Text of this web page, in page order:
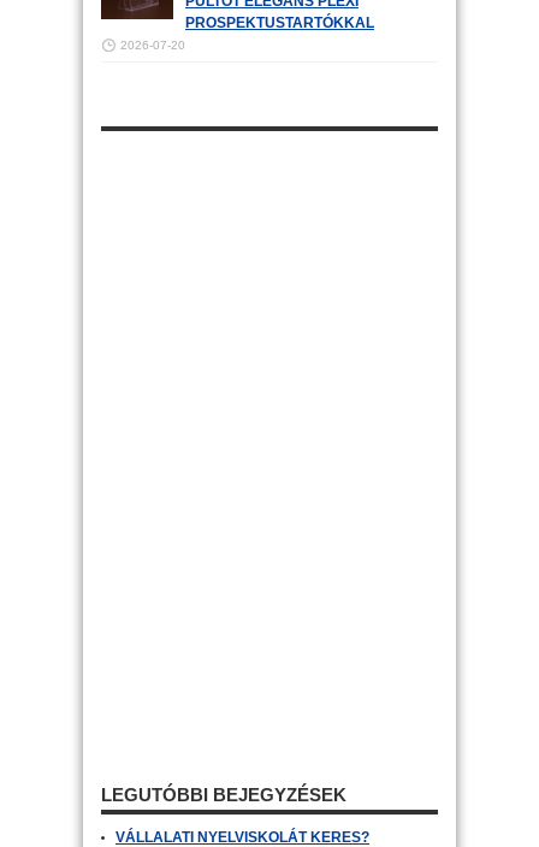
PROSPEKTUSTARTÓKKAL
2026-07-20
LEGUTÓBBI BEJEGYZÉSEK
VÁLLALATI NYELVISKOLÁT KERES?